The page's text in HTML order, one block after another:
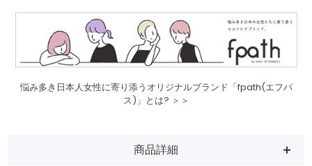
悩み多き日本人女性に寄り添うオリジナルブランド「fpath(エフパ
ス)」とは? ＞＞
商品詳細